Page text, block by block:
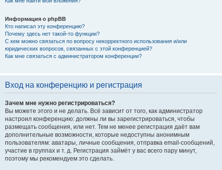
Информация о phpBB
Кто написал эту конференцию?
Почему здесь нет такой-то функции?
С кем можно связаться по вопросу некорректного использования и/или
юридических вопросов, связанных с этой конференцией?
Как мне связаться с администратором конференции?
Вход на конференцию и регистрация
Зачем мне нужно регистрироваться?
Вы можете этого и не делать. Всё зависит от того, как администратор
настроил конференцию: должны ли вы зарегистрироваться, чтобы
размещать сообщения, или нет. Тем не менее регистрация даёт вам
дополнительные возможности, которые недоступны анонимным
пользователям: аватары, личные сообщения, отправка email-сообщений,
участие в группах и т. д. Регистрация займёт у вас всего пару минут,
поэтому мы рекомендуем это сделать.